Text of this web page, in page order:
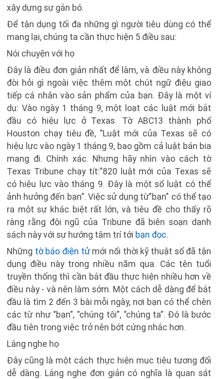
xây dựng sự gắn bó.
Để tận dụng tối đa những gì người tiêu dùng có thể
mang lại, chúng ta cần thực hiện 5 điều sau:
Nói chuyện với họ
Đây là điều đơn giản nhất để làm, và điều này không
đòi hỏi gì ngoài việc thêm một chút ngữ điệu giao
tiếp cá nhân vào sản phẩm của bạn. Đây là một ví
dụ: Vào ngày 1 tháng 9, một loạt các luật mới bắt
đầu có hiệu lực ở Texas. Tờ ABC13 thành phố
Houston chạy tiêu đề, “Luật mới của Texas sẽ có
hiệu lực vào ngày 1 tháng 9, bao gồm cả luật bán bia
mang đi. Chính xác. Nhưng hãy nhìn vào cách tờ
Texas Tribune chạy tít:”820 luật mới của Texas sẽ
có hiệu lực vào tháng 9. Đây là một số luật có thể
ảnh hưởng đến bạn“. Việc sử dụng từ”bạn" có thể tạo
ra một sự khác biệt rất lớn, và tiêu đề cho thấy rõ
ràng rằng đội ngũ của Tribune đã biên soạn danh
sách này với sự hướng tâm trí tới bạn đọc.
Những tờ báo điện tửmới nổi thời kỹ thuật số đã tận
dụng điều này trong nhiều năm qua. Các tên tuổi
truyền thống thì cần bắt đầu thực hiện nhiều hơn về
điều này - và nên làm sớm. Một cách dễ dàng để bắt
đầu là tìm 2 đến 3 bài mỗi ngày, nơi bạn có thể chèn
các từ như “bạn”, “chúng tôi”, “chúng ta”. Đó là bước
đầu tiên trong việc trở nên bớt cứng nhắc hơn.
Lắng nghe họ
Đây cũng là một cách thực hiện mục tiêu tương đối
dễ dàng. Lắng nghe đơn giản có nghĩa là quan sát